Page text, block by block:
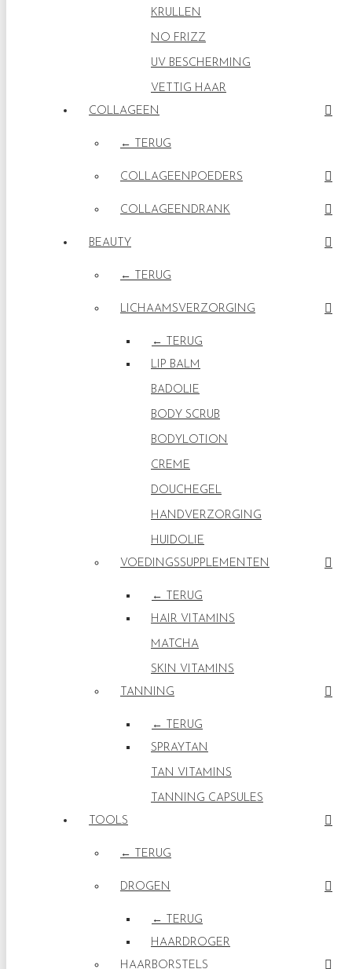
KRULLEN
NO FRIZZ
UV BESCHERMING
VETTIG HAAR
COLLAGEEN
← TERUG
COLLAGEENPOEDERS
COLLAGEENDRANK
BEAUTY
← TERUG
LICHAAMSVERZORGING
← TERUG
LIP BALM
BADOLIE
BODY SCRUB
BODYLOTION
CREME
DOUCHEGEL
HANDVERZORGING
HUIDOLIE
VOEDINGSSUPPLEMENTEN
← TERUG
HAIR VITAMINS
MATCHA
SKIN VITAMINS
TANNING
← TERUG
SPRAYTAN
TAN VITAMINS
TANNING CAPSULES
TOOLS
← TERUG
DROGEN
← TERUG
HAARDROGER
HAARBORSTELS